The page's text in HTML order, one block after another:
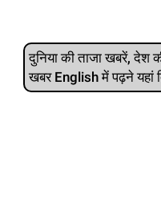
दुनिया की ताजा खबरें, देश
खबर English में पढ़ने